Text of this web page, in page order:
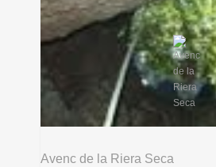
Avenc de la Riera Seca